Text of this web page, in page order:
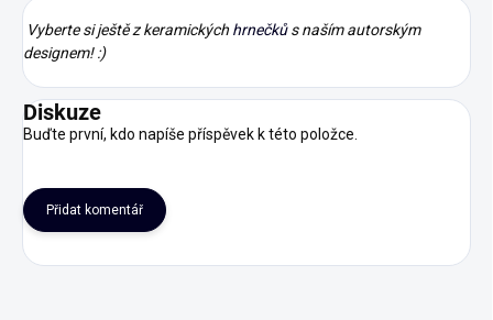
Vyberte si ještě z keramických hrnečkůs naším autorským
designem! :)
Diskuze
Buďte první, kdo napíše příspěvek k této položce.
Přidat komentář